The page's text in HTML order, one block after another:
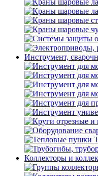
Инструмент,
Коллекторы и